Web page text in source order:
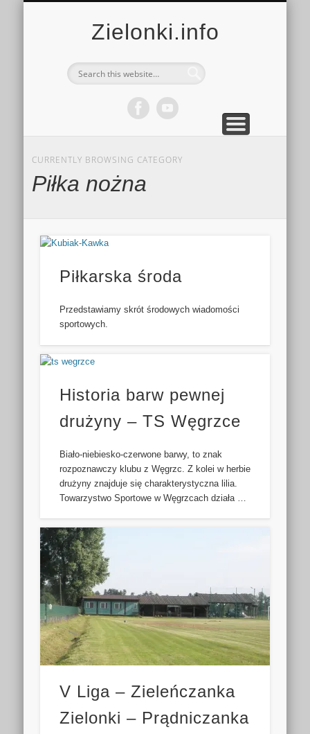
Zielonki.info
CURRENTLY BROWSING CATEGORY
Piłka nożna
Piłkarska środa
Przedstawiamy skrót środowych wiadomości
sportowych.
Historia barw pewnej
drużyny – TS Węgrzce
Biało-niebiesko-czerwone barwy, to znak
rozpoznawczy klubu z Węgrzc. Z kolei w herbie
drużyny znajduje się charakterystyczna lilia.
Towarzystwo Sportowe w Węgrzcach działa …
V Liga – Zieleńczanka
Zielonki – Prądniczanka